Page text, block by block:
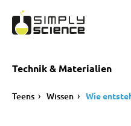
Technik & Materialien
Teens Wissen Wie